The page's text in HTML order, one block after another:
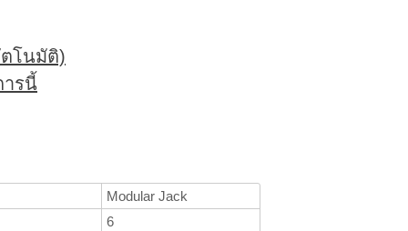
โนมัติ)
ารนี้
Modular Jack
6